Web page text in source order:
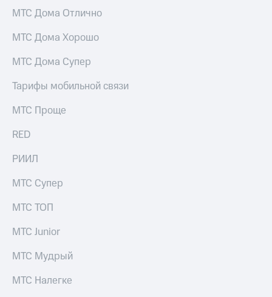
МТС Дома Отлично
МТС Дома Хорошо
МТС Дома Супер
Тарифы мобильной связи
МТС Проще
RED
РИИЛ
МТС Супер
МТС ТОП
МТС Junior
МТС Мудрый
МТС Налегке